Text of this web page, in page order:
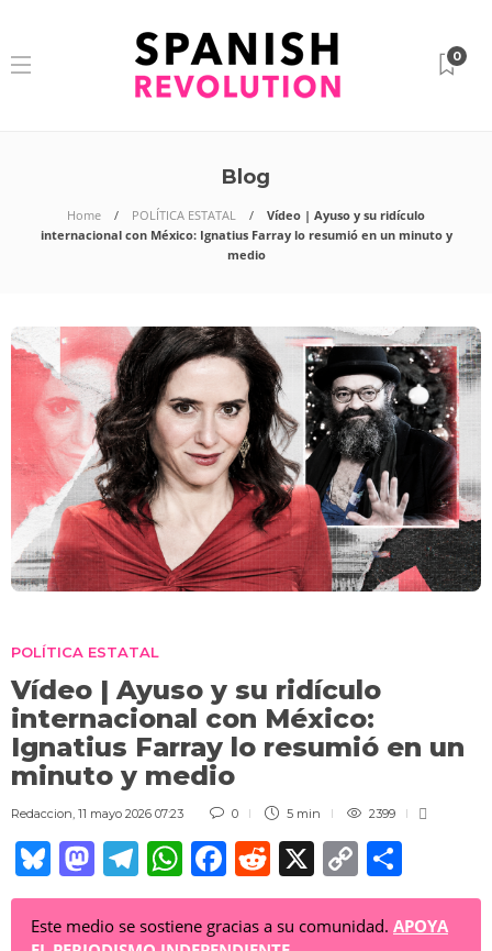
0
Blog
Home POLÍTICA ESTATAL
Vídeo | Ayuso y su ridículo
internacional con México: Ignatius Farray lo resumió en un minuto y
medio
POLÍTICA ESTATAL
Vídeo | Ayuso y su ridículo
internacional con México:
Ignatius Farray lo resumió en un
minuto y medio
Redaccion 11 mayo 2026 07:23 0 5 min 2399
Bl
u
e
M
a
st
T
el
e
W
h
at
F
a
c
R
e
d
X C
o
p
o
m
Este medio se sostiene gracias a su comunidad. APOYA